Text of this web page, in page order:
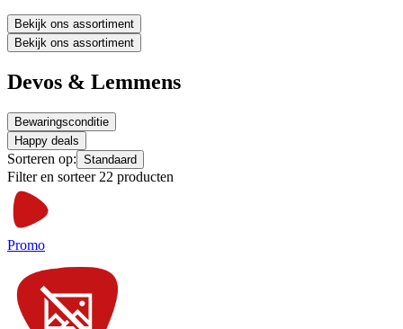
Bekijk ons assortiment
Bekijk ons assortiment
Devos & Lemmens
Bewaringsconditie
Happy deals
Sorteren op: Standaard
Filter en sorteer 22 producten
Promo